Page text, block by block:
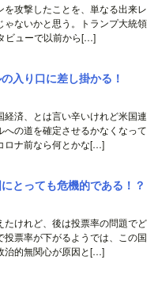
攻撃したことを、単なる出来レ
ゃないかと思う。トランプ大統領
ビューで以前から[…]
入り口に差し掛かる！
経済、とは言い辛いけれど米国連
の道を確定させるかなくなって
ロナ前なら何とかな[…]
とっても危機的である！？
たけれど、後は投票率の問題でど
投票率が下がるようでは、この国
治的無関心が原因と[…]